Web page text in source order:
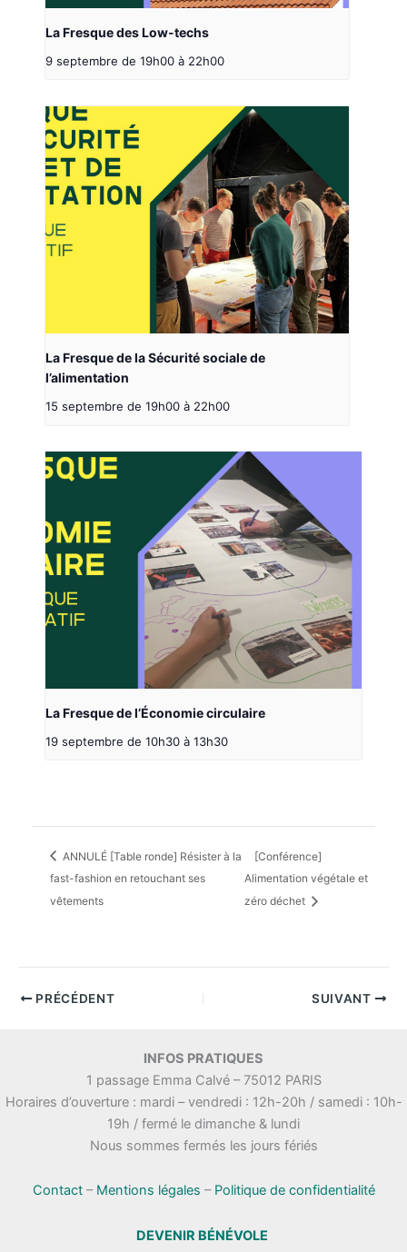
La Fresque des Low-techs
9 septembre de 19h00 à 22h00
La Fresque de la Sécurité sociale de
l’alimentation
15 septembre de 19h00 à 22h00
La Fresque de l’Économie circulaire
19 septembre de 10h30 à 13h30
ANNULÉ [Table ronde] Résister à la
fast-fashion en retouchant ses
vêtements
[Conférence]
Alimentation végétale et
zéro déchet
PRÉCÉDENT SUIVANT
INFOS PRATIQUES
1 passage Emma Calvé – 75012 PARIS
Horaires d’ouverture : mardi – vendredi : 12h-20h / samedi : 10h-
19h / fermé le dimanche & lundi
Nous sommes fermés les jours fériés
Contact– Mentions légales – Politique de confidentialité
DEVENIR BÉNÉVOLE